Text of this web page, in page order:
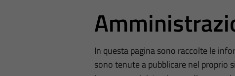
In questa pagina sono raccolte le
sono tenute a pubblicare nel proprio